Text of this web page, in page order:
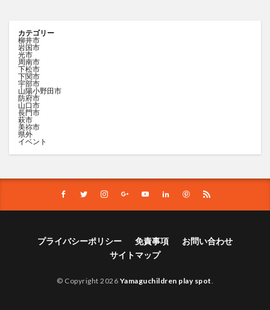
カテゴリー
柳井市
岩国市
光市
周南市
下松市
下関市
宇部市
山陽小野田市
防府市
山口市
長門市
萩市
美祢市
県外
イベント
プライバシーポリシー 免責事項
お問い合わせ
サイトマップ
© Copyright 2026 Yamaguchildren play spot